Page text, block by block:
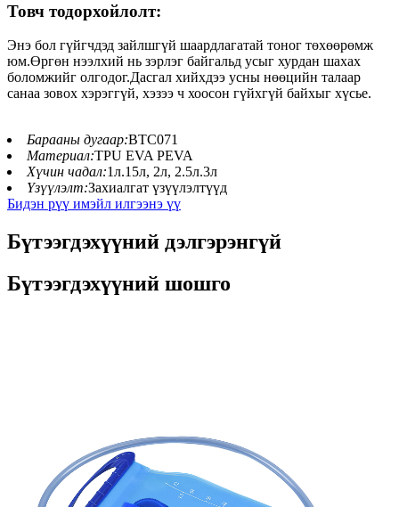
Товч тодорхойлолт:
Энэ бол гүйгчдэд зайлшгүй шаардлагатай тоног төхөөрөмж
юм.Өргөн нээлхий нь зэрлэг байгальд усыг хурдан шахах
боломжийг олгодог.Дасгал хийхдээ усны нөөцийн талаар
санаа зовох хэрэггүй, хэзээ ч хоосон гүйхгүй байхыг хүсье.
Барааны дугаар:BTC071
Материал:TPU EVA PEVA
Хүчин чадал:1л.15л, 2л, 2.5л.3л
Үзүүлэлт:Захиалгат үзүүлэлтүүд
Бидэн рүү имэйл илгээнэ үү
Бүтээгдэхүүний дэлгэрэнгүй
Бүтээгдэхүүний шошго